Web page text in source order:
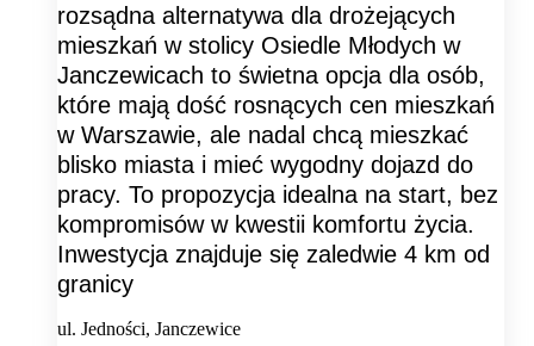
rozsądna alternatywa dla drożejących
mieszkań w stolicy Osiedle Młodych w
Janczewicach to świetna opcja dla osób,
które mają dość rosnących cen mieszkań
w Warszawie, ale nadal chcą mieszkać
blisko miasta i mieć wygodny dojazd do
pracy. To propozycja idealna na start, bez
kompromisów w kwestii komfortu życia.
Inwestycja znajduje się zaledwie 4 km od
granicy
ul. Jedności, Janczewice